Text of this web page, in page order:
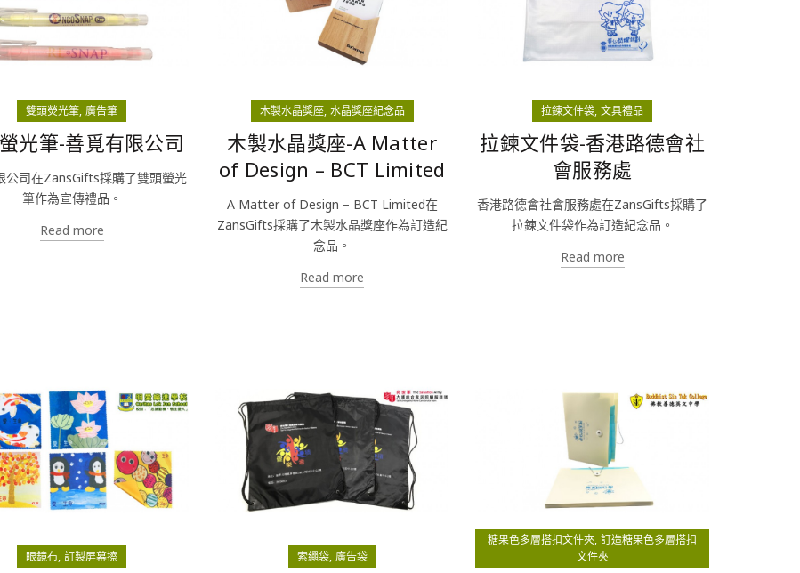
雙頭熒光筆 廣告筆
光筆-善覓有限公司
公司在ZansGifts採購了雙頭螢光
筆作為宣傳禮品。
Read more
木製水晶獎座 水晶獎座紀念品
木製水晶獎座-A Matter
of Design – BCT Limited
A Matter of Design – BCT Limited在
ZansGifts採購了木製水晶獎座作為訂造紀
念品。
Read more
拉鍊文件袋 文具禮品
拉鍊文件袋-香港路德會社
會服務處
香港路德會社會服務處在ZansGifts採購了
拉鍊文件袋作為訂造紀念品。
Read more
眼鏡布 訂製屏幕擦 索繩袋 廣告袋
糖果色多層搭扣文件夾 訂造糖果色多層搭扣
文件夾